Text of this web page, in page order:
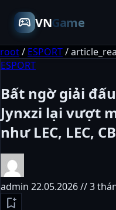
sports_esports VNGame
root/ ESPORT/
ESPORT
Bất ngờ giải
Jynxzi lại vượt
như LEC, LEC,
admin 22.05.2026 // 3
bookmark_add